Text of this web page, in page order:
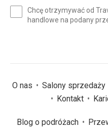
(wymagane)
Chcę otrzymywać od
handlowe na podany
O nas Salony sprzedaży
Kontakt
Blog o podróżach